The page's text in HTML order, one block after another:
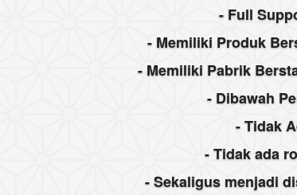
- Full
- Memiliki Produk
- Memiliki Pabrik
- Dibawah
- Tidak
- Tidak ada
- Sekaligus menjadi